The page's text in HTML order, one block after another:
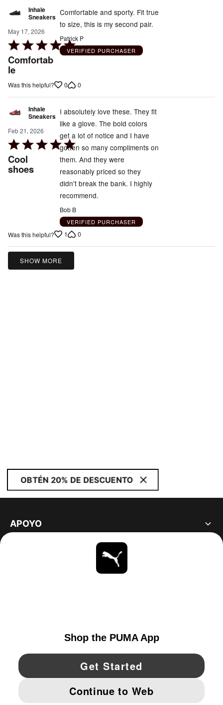
Inhale
Sneakers
May 17, 2026
Rated
5
out
of
Comfortab
le
Comfortable and sporty. Fit true
to size, this is my second pair.
Patrick P
VERIFIED PURCHASER
Was this helpful? 0 0
Inhale
Sneakers
Feb 21, 2026
Rated
5
out
Cool
shoes
I absolutely love these. They fit
like a glove. The bold colors
get a lot of notice and I have
gotten so many compliments on
them. And they were
reasonably priced so they
didn't break the bank. I highly
recommend.
Bob B
VERIFIED PURCHASER
Was this helpful? 1 0
SHOW MORE
OBTÉN 20% DE DESCUENTO
APOYO
YouTube Twitter Pinterest
IMPRINT AND LEGAL DATA